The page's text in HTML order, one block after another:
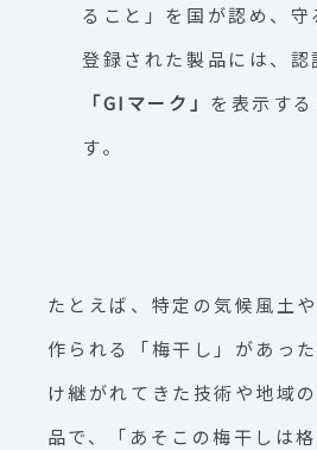
ること」を国が認め、守
登録された製品には、認
「GIマーク」 を表示す
す。
たとえば、特定の気候風土
作られる「梅干し」があっ
け継がれてきた技術や地域
品で、「あそこの梅干しは